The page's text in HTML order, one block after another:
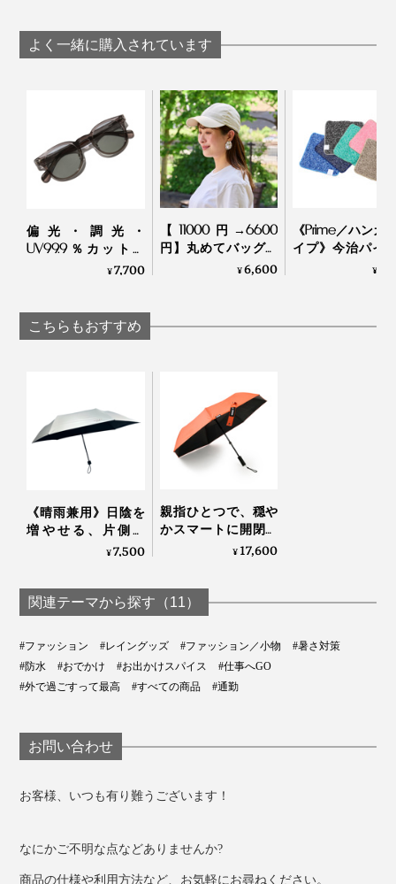
ライトグレー
グレー
ブラック
また、通常尖っていることの多い傘先端の「石突（いし
万が一人に当たってしまっても、傷つける心配のない、
思いやり設計です。
傘の開閉は、手開き式。ジャンプ傘のように勢いよく開
いたり、閉じ損ねて開いてしまう失敗がありません。
しかも、開閉状態を留めるための「ハジキ」がないの
で、指を挟むイライラもなし。
よく一緒に購入されています
偏光・調光・
UV99.9％カットの
「おしゃれグラス」
¥7,700
【11000円→6600
円】丸めてバッグイ
ンOKのデザイナー
¥6,600
《Prime／ハンカ
イプ》今治パイ
冷感生地のハイ
¥
こちらもおすすめ
《晴雨兼用》日陰を
増やせる、片側＋
19cmの変形傘｜
¥7,500
親指ひとつで、穏や
かスマートに開閉す
る「電動フルオート
¥17,600
関連テーマから探す（11）
#ファッション #レイングッズ #ファッション／小物
#暑さ対策
#防水
#おでかけ #お出かけスパイス
#仕事へGO
#外で過ごすって最高
#すべての商品 #通勤
お問い合わせ
お客様、いつも有り難うございます！
なにかご不明な点などありませんか?
商品の仕様や利用方法など、お気軽にお尋ねください。